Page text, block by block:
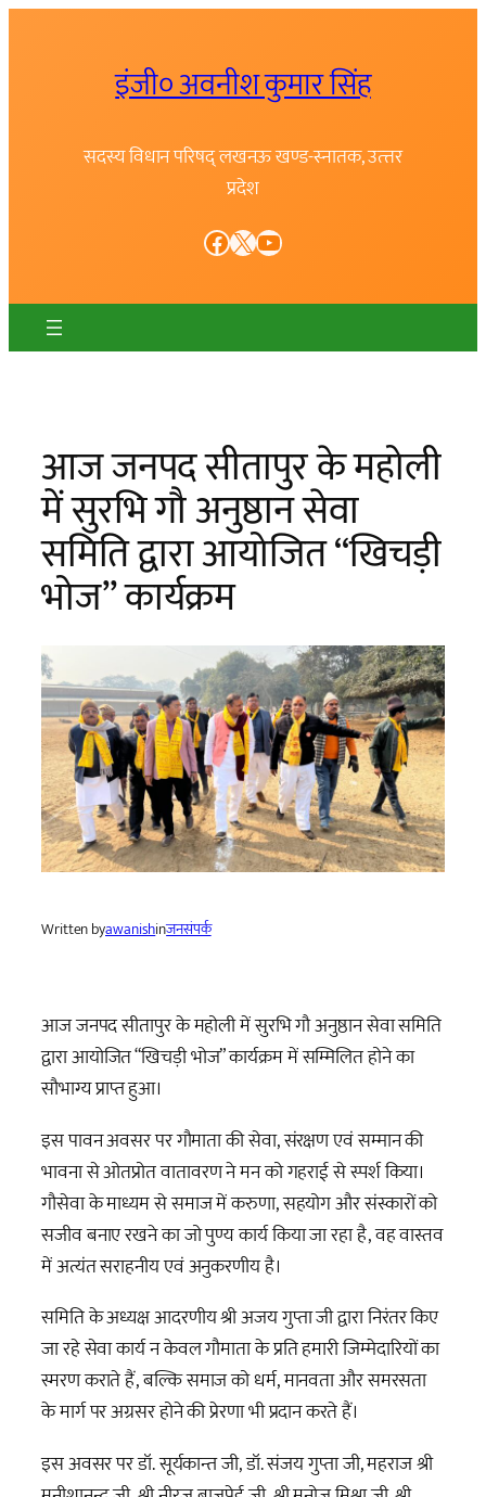
इंजी० अवनीश कुमार सिंह
सदस्य विधान परिषद् लखनऊ खण्ड-स्नातक, उत्त्तर
प्रदेश
Facebook X YouTube
आज जनपद सीतापुर के महोली
में सुरभि गौ अनुष्ठान सेवा
समिति द्वारा आयोजित “खिचड़ी
भोज” कार्यक्रम
Written byawanishinजनसंपर्क
आज जनपद सीतापुर के महोली में सुरभि गौ अनुष्ठान सेवा समिति
द्वारा आयोजित “खिचड़ी भोज” कार्यक्रम में सम्मिलित होने का
सौभाग्य प्राप्त हुआ।
इस पावन अवसर पर गौमाता की सेवा,संरक्षण एवं सम्मान की
भावना से ओतप्रोत वातावरण ने मन को गहराई से स्पर्श किया।
गौसेवा के माध्यम से समाज में करुणा, सहयोग और संस्कारों को
सजीव बनाए रखने का जो पुण्य कार्य किया जा रहा है, वह वास्तव
में अत्यंत सराहनीय एवं अनुकरणीय है।
समिति के अध्यक्ष आदरणीय श्री अजय गुप्ता जी द्वारा निरंतर किए
जा रहे सेवा कार्य न केवल गौमाता के प्रति हमारी जिम्मेदारियों का
स्मरण कराते हैं, बल्कि समाज को धर्म, मानवता और समरसता
के मार्ग पर अग्रसर होने की प्रेरणा भी प्रदान करते हैं।
इस अवसर पर डॉ. सूर्यकान्त जी, डॉ. संजय गुप्ता जी, महराज श्री